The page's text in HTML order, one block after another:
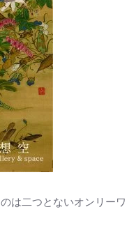
は二つとないオンリー